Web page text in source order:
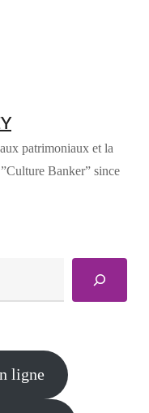
patrimoniaux et la
Banker” since
ligne